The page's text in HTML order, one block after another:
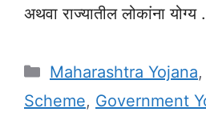
अथवा राज्यातील लोकांना योग्य
Categories
Maharashtra Yojana,
Scheme, Government